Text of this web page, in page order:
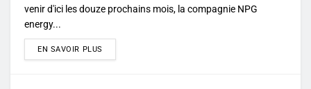
venir d'ici les douze prochains mois, la compagnie NPG
energy...
EN SAVOIR PLUS